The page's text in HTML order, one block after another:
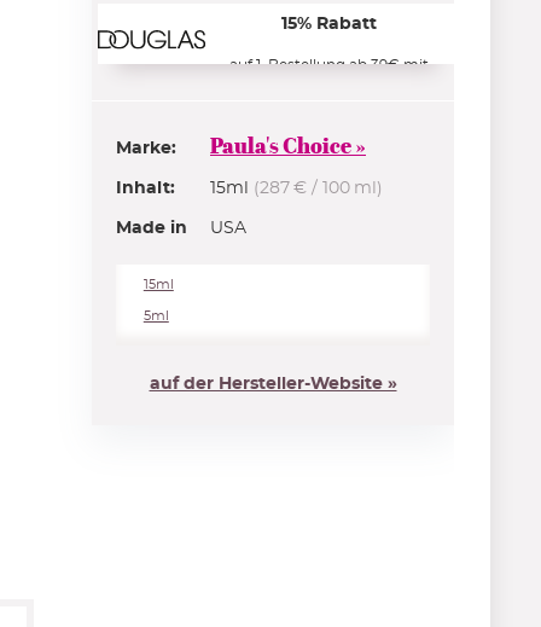
15% Rabatt
auf 1. Bestellung ab 39€ mit
ZUR ANMELDUNG
Marke: Paula's Choice »
Inhalt: 15ml (287 € / 100 ml)
Made in USA
15ml
5ml
auf der Hersteller-Website »